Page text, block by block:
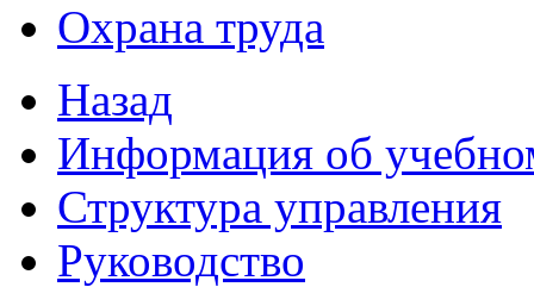
Охрана труда
Назад
Информация об
Структура управления
Руководство